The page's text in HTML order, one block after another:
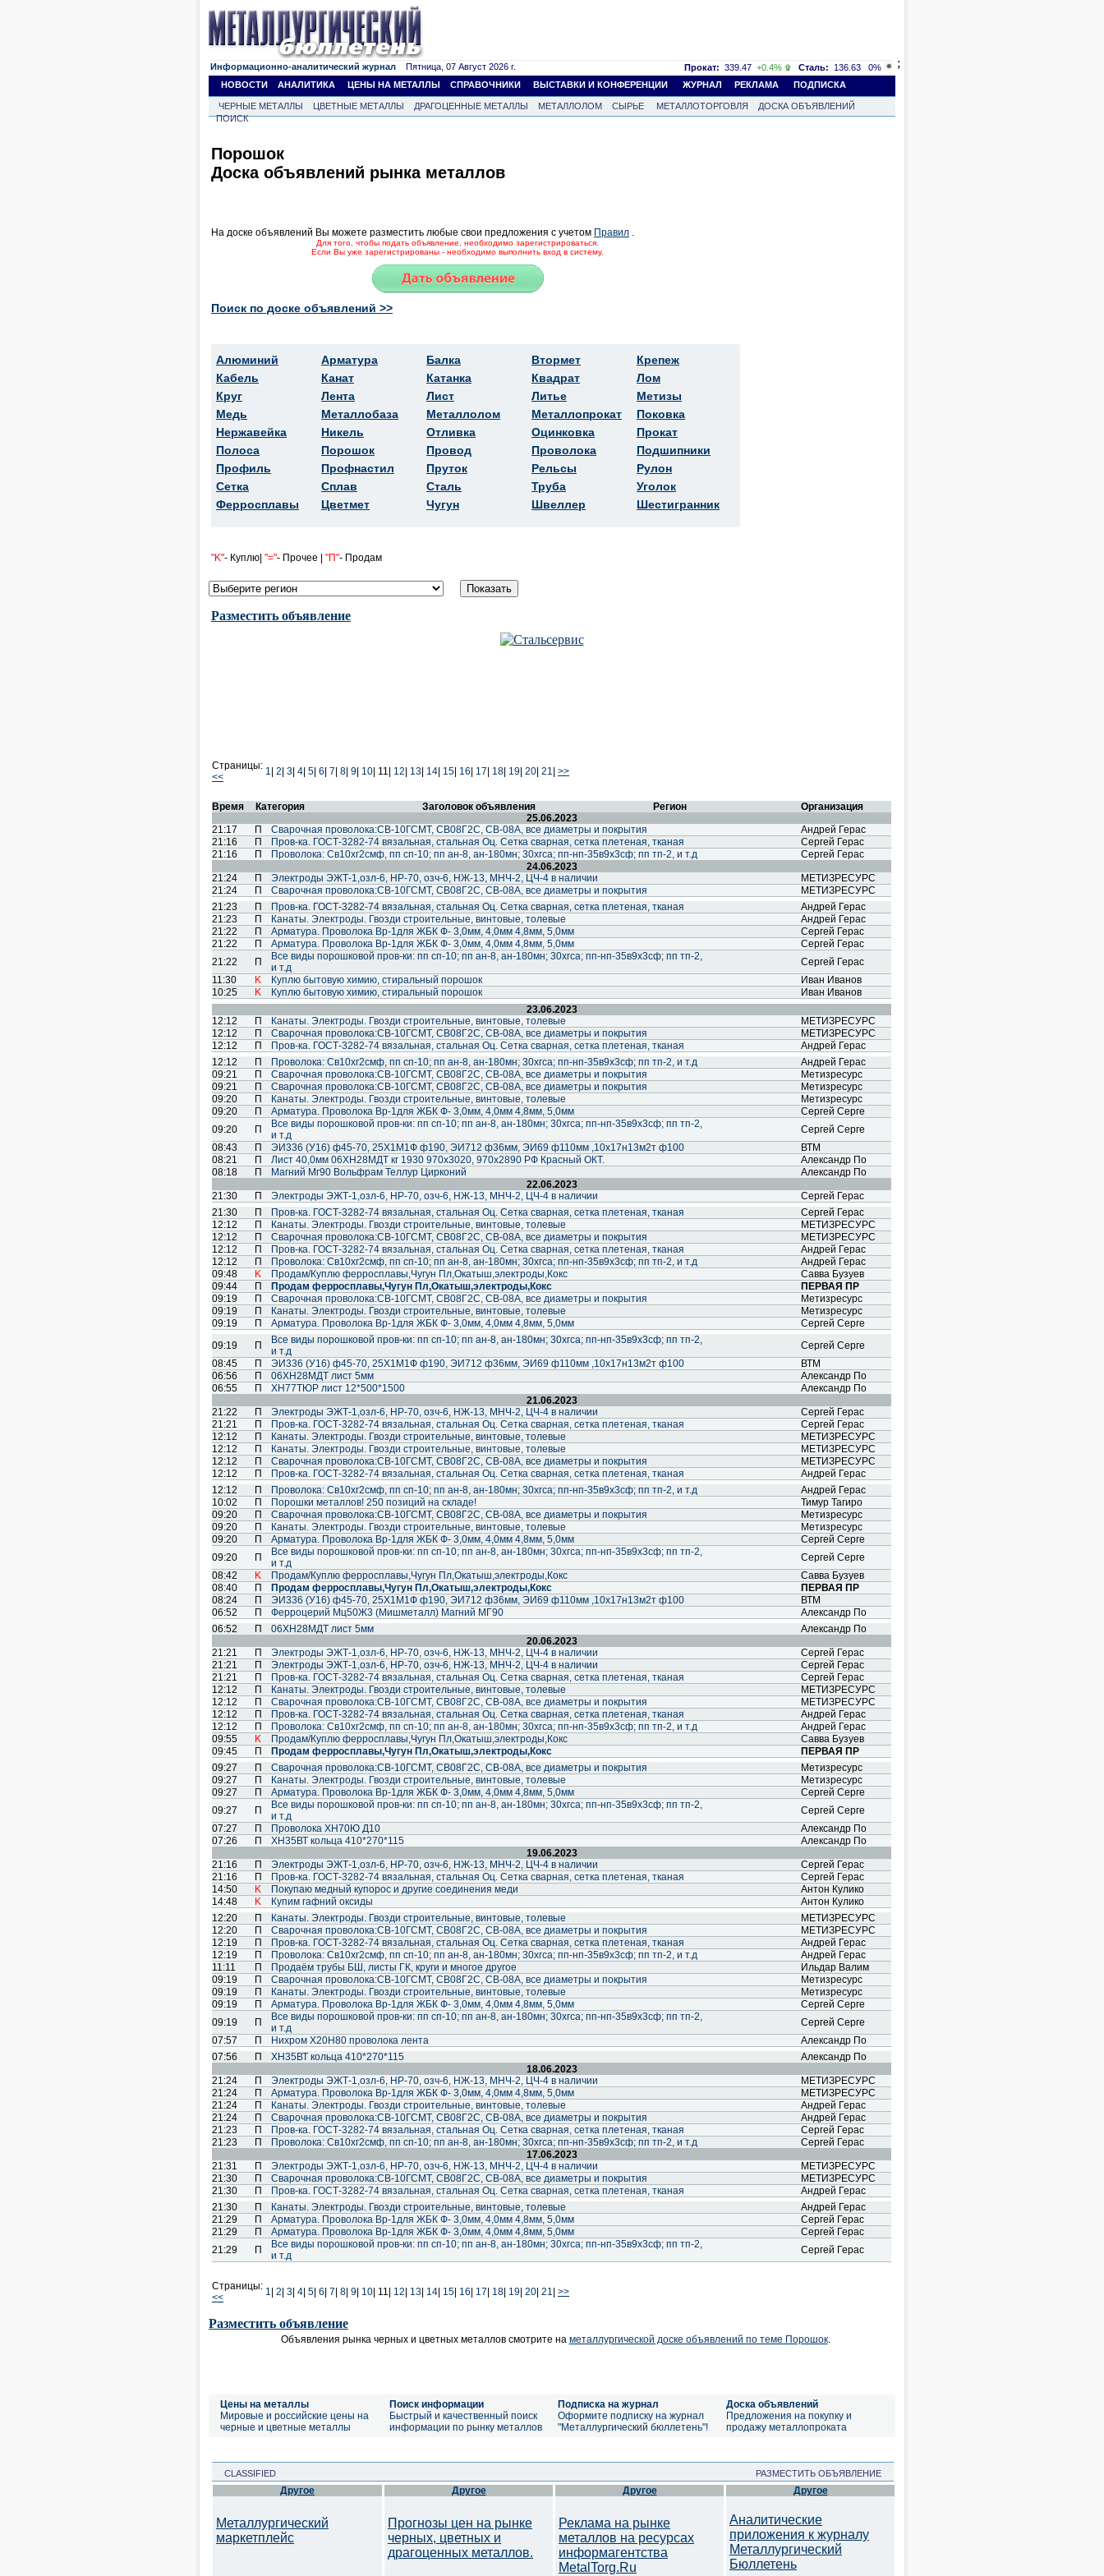
Информационно-аналитический журнал Пятница, 07 Август 2026 г. Прокат: 339.47 +0.4% Сталь: 136.63
0%
НОВОСТИ
АНАЛИТИКА ЦЕНЫ НА МЕТАЛЛЫ СПРАВОЧНИКИ ВЫСТАВКИ И КОНФЕРЕНЦИИ ЖУРНАЛ РЕКЛАМА ПОДПИСКА
ЧЕРНЫЕ МЕТАЛЛЫ ЦВЕТНЫЕ МЕТАЛЛЫ ДРАГОЦЕННЫЕ МЕТАЛЛЫ МЕТАЛЛОЛОМ СЫРЬЕ МЕТАЛЛОТОРГОВЛЯ
ДОСКА ОБЪЯВЛЕНИЙ
ПОИСК
;
Порошок
Доска объявлений рынка металлов
На доске объявлений Вы можете разместить любые свои предложения с учетом Правил
Для того, чтобы подать объявление, необходимо зарегистрироваться.
Если Вы уже зарегистрированы - необходимо выполнить вход в систему.
Поиск по доске объявлений >>
Алюминий
Кабель
Круг
Медь
Нержавейка
Полоса
Профиль
Сетка
Ферросплавы
Арматура
Канат
Лента
Металлобаза
Никель
Порошок
Профнастил
Сплав
Цветмет
Балка
Катанка
Лист
Металлолом
Отливка
Провод
Пруток
Сталь
Чугун
Втормет
Квадрат
Литье
Металлопрокат
Оцинковка
Проволока
Рельсы
Труба
Швеллер
Крепеж
Лом
Метизы
Поковка
Прокат
Подшипники
Рулон
Уголок
Шестигранник
"K"- Куплю| "="- Прочее | "П"- Продам
Разместить объявление
Страницы:
<<
1 2 3 4 5 6 7 8 9 10 11| 12 13 14 15 16 17 18 19 20 21 >>
Время Категория Заголовок объявления Регион
Организация
25.06.2023
21:17
П Cварочная проволока:СВ-10ГСМТ, СВ08Г2С, СВ-08А, все диаметры и покрытия
Андрей Герас
21:16
П Пров-ка. ГОСТ-3282-74 вязальная, стальная Оц. Сетка сварная, сетка плетеная, тканая
Сергей Герас
21:16
П Проволока: Св10хг2смф, пп сп-10; пп ан-8, ан-180мн; 30хгса; пп-нп-35в9х3сф; пп тп-2, и т.д
Сергей Герас
24.06.2023
21:24
П Электроды ЭЖТ-1,озл-6, НР-70, озч-6, НЖ-13, МНЧ-2, ЦЧ-4 в наличии
МЕТИЗРЕСУРС
21:24
П Cварочная проволока:СВ-10ГСМТ, СВ08Г2С, СВ-08А, все диаметры и покрытия
МЕТИЗРЕСУРС
21:23
П Пров-ка. ГОСТ-3282-74 вязальная, стальная Оц. Сетка сварная, сетка плетеная, тканая
Андрей Герас
21:23
П Канаты. Электроды. Гвозди строительные, винтовые, толевые
Андрей Герас
21:22
П Арматура. Проволока Вр-1для ЖБК Ф- 3,0мм, 4,0мм 4,8мм, 5,0мм
Сергей Герас
21:22
П Арматура. Проволока Вр-1для ЖБК Ф- 3,0мм, 4,0мм 4,8мм, 5,0мм
Сергей Герас
21:22
П
Все виды порошковой пров-ки: пп сп-10; пп ан-8, ан-180мн; 30хгса; пп-нп-35в9х3сф; пп тп-2,
и т.д
Сергей Герас
11:30
K Куплю бытовую химию, стиральный порошок
Иван Иванов
10:25
K Куплю бытовую химию, стиральный порошок
Иван Иванов
23.06.2023
12:12
П Канаты. Электроды. Гвозди строительные, винтовые, толевые
МЕТИЗРЕСУРС
12:12
П Cварочная проволока:СВ-10ГСМТ, СВ08Г2С, СВ-08А, все диаметры и покрытия
МЕТИЗРЕСУРС
12:12
П Пров-ка. ГОСТ-3282-74 вязальная, стальная Оц. Сетка сварная, сетка плетеная, тканая
Андрей Герас
12:12
П Проволока: Св10хг2смф, пп сп-10; пп ан-8, ан-180мн; 30хгса; пп-нп-35в9х3сф; пп тп-2, и т.д
Андрей Герас
09:21
П Cварочная проволока:СВ-10ГСМТ, СВ08Г2С, СВ-08А, все диаметры и покрытия
Метизресурс
09:21
П Cварочная проволока:СВ-10ГСМТ, СВ08Г2С, СВ-08А, все диаметры и покрытия
Метизресурс
09:20
П Канаты. Электроды. Гвозди строительные, винтовые, толевые
Метизресурс
09:20
П Арматура. Проволока Вр-1для ЖБК Ф- 3,0мм, 4,0мм 4,8мм, 5,0мм
Сергей Серге
09:20
П
Все виды порошковой пров-ки: пп сп-10; пп ан-8, ан-180мн; 30хгса; пп-нп-35в9х3сф; пп тп-2,
и т.д
Сергей Серге
08:43
П ЭИ336 (У16) ф45-70, 25Х1М1Ф ф190, ЭИ712 ф36мм, ЭИ69 ф110мм ,10х17н13м2т ф100
ВТМ
08:21
П Лист 40,0мм 06ХН28МДТ кг 1930 970х3020, 970х2890 РФ Красный ОКТ.
Александр По
08:18
П Магний Мг90 Вольфрам Теллур Цирконий
Александр По
22.06.2023
21:30
П Электроды ЭЖТ-1,озл-6, НР-70, озч-6, НЖ-13, МНЧ-2, ЦЧ-4 в наличии
Сергей Герас
21:30
П Пров-ка. ГОСТ-3282-74 вязальная, стальная Оц. Сетка сварная, сетка плетеная, тканая
Сергей Герас
12:12
П Канаты. Электроды. Гвозди строительные, винтовые, толевые
МЕТИЗРЕСУРС
12:12
П Cварочная проволока:СВ-10ГСМТ, СВ08Г2С, СВ-08А, все диаметры и покрытия
МЕТИЗРЕСУРС
12:12
П Пров-ка. ГОСТ-3282-74 вязальная, стальная Оц. Сетка сварная, сетка плетеная, тканая
Андрей Герас
12:12
П Проволока: Св10хг2смф, пп сп-10; пп ан-8, ан-180мн; 30хгса; пп-нп-35в9х3сф; пп тп-2, и т.д
Андрей Герас
09:48
K Продам/Куплю ферросплавы,Чугун Пл,Окатыш,электроды,Кокс
Савва Бузуев
09:44
П Продам ферросплавы,Чугун Пл,Окатыш,электроды,Кокс
ПЕРВАЯ ПР
09:19
П Cварочная проволока:СВ-10ГСМТ, СВ08Г2С, СВ-08А, все диаметры и покрытия
Метизресурс
09:19
П Канаты. Электроды. Гвозди строительные, винтовые, толевые
Метизресурс
09:19
П Арматура. Проволока Вр-1для ЖБК Ф- 3,0мм, 4,0мм 4,8мм, 5,0мм
Сергей Серге
09:19
П
Все виды порошковой пров-ки: пп сп-10; пп ан-8, ан-180мн; 30хгса; пп-нп-35в9х3сф; пп тп-2,
и т.д
Сергей Серге
08:45
П ЭИ336 (У16) ф45-70, 25Х1М1Ф ф190, ЭИ712 ф36мм, ЭИ69 ф110мм ,10х17н13м2т ф100
ВТМ
06:56
П 06ХН28МДТ лист 5мм
Александр По
06:55
П ХН77ТЮР лист 12*500*1500
Александр По
21.06.2023
21:22
П Электроды ЭЖТ-1,озл-6, НР-70, озч-6, НЖ-13, МНЧ-2, ЦЧ-4 в наличии
Сергей Герас
21:21
П Пров-ка. ГОСТ-3282-74 вязальная, стальная Оц. Сетка сварная, сетка плетеная, тканая
Сергей Герас
12:12
П Канаты. Электроды. Гвозди строительные, винтовые, толевые
МЕТИЗРЕСУРС
12:12
П Канаты. Электроды. Гвозди строительные, винтовые, толевые
МЕТИЗРЕСУРС
12:12
П Cварочная проволока:СВ-10ГСМТ, СВ08Г2С, СВ-08А, все диаметры и покрытия
МЕТИЗРЕСУРС
12:12
П Пров-ка. ГОСТ-3282-74 вязальная, стальная Оц. Сетка сварная, сетка плетеная, тканая
Андрей Герас
12:12
П Проволока: Св10хг2смф, пп сп-10; пп ан-8, ан-180мн; 30хгса; пп-нп-35в9х3сф; пп тп-2, и т.д
Андрей Герас
10:02
П Порошки металлов! 250 позиций на складе!
Тимур Тагиро
09:20
П Cварочная проволока:СВ-10ГСМТ, СВ08Г2С, СВ-08А, все диаметры и покрытия
Метизресурс
09:20
П Канаты. Электроды. Гвозди строительные, винтовые, толевые
Метизресурс
09:20
П Арматура. Проволока Вр-1для ЖБК Ф- 3,0мм, 4,0мм 4,8мм, 5,0мм
Сергей Серге
09:20
П
Все виды порошковой пров-ки: пп сп-10; пп ан-8, ан-180мн; 30хгса; пп-нп-35в9х3сф; пп тп-2,
и т.д
Сергей Серге
08:42
K Продам/Куплю ферросплавы,Чугун Пл,Окатыш,электроды,Кокс
Савва Бузуев
08:40
П Продам ферросплавы,Чугун Пл,Окатыш,электроды,Кокс
ПЕРВАЯ ПР
08:24
П ЭИ336 (У16) ф45-70, 25Х1М1Ф ф190, ЭИ712 ф36мм, ЭИ69 ф110мм ,10х17н13м2т ф100
ВТМ
06:52
П Ферроцерий Мц50Ж3 (Мишметалл) Магний МГ90
Александр По
06:52
П 06ХН28МДТ лист 5мм
Александр По
20.06.2023
21:21
П Электроды ЭЖТ-1,озл-6, НР-70, озч-6, НЖ-13, МНЧ-2, ЦЧ-4 в наличии
Сергей Герас
21:21
П Электроды ЭЖТ-1,озл-6, НР-70, озч-6, НЖ-13, МНЧ-2, ЦЧ-4 в наличии
Сергей Герас
21:21
П Пров-ка. ГОСТ-3282-74 вязальная, стальная Оц. Сетка сварная, сетка плетеная, тканая
Сергей Герас
12:12
П Канаты. Электроды. Гвозди строительные, винтовые, толевые
МЕТИЗРЕСУРС
12:12
П Cварочная проволока:СВ-10ГСМТ, СВ08Г2С, СВ-08А, все диаметры и покрытия
МЕТИЗРЕСУРС
12:12
П Пров-ка. ГОСТ-3282-74 вязальная, стальная Оц. Сетка сварная, сетка плетеная, тканая
Андрей Герас
12:12
П Проволока: Св10хг2смф, пп сп-10; пп ан-8, ан-180мн; 30хгса; пп-нп-35в9х3сф; пп тп-2, и т.д
Андрей Герас
09:55
K Продам/Куплю ферросплавы,Чугун Пл,Окатыш,электроды,Кокс
Савва Бузуев
09:45
П Продам ферросплавы,Чугун Пл,Окатыш,электроды,Кокс
ПЕРВАЯ ПР
09:27
П Cварочная проволока:СВ-10ГСМТ, СВ08Г2С, СВ-08А, все диаметры и покрытия
Метизресурс
09:27
П Канаты. Электроды. Гвозди строительные, винтовые, толевые
Метизресурс
09:27
П Арматура. Проволока Вр-1для ЖБК Ф- 3,0мм, 4,0мм 4,8мм, 5,0мм
Сергей Серге
09:27
П
Все виды порошковой пров-ки: пп сп-10; пп ан-8, ан-180мн; 30хгса; пп-нп-35в9х3сф; пп тп-2,
и т.д
Сергей Серге
07:27
П Проволока ХН70Ю Д10
Александр По
07:26
П ХН35ВТ кольца 410*270*115
Александр По
19.06.2023
21:16
П Электроды ЭЖТ-1,озл-6, НР-70, озч-6, НЖ-13, МНЧ-2, ЦЧ-4 в наличии
Сергей Герас
21:16
П Пров-ка. ГОСТ-3282-74 вязальная, стальная Оц. Сетка сварная, сетка плетеная, тканая
Сергей Герас
14:50
K Покупаю медный купорос и другие соединения меди
Антон Кулико
14:48
K Купим гафний оксиды
Антон Кулико
12:20
П Канаты. Электроды. Гвозди строительные, винтовые, толевые
МЕТИЗРЕСУРС
12:20
П Cварочная проволока:СВ-10ГСМТ, СВ08Г2С, СВ-08А, все диаметры и покрытия
МЕТИЗРЕСУРС
12:19
П Пров-ка. ГОСТ-3282-74 вязальная, стальная Оц. Сетка сварная, сетка плетеная, тканая
Андрей Герас
12:19
П Проволока: Св10хг2смф, пп сп-10; пп ан-8, ан-180мн; 30хгса; пп-нп-35в9х3сф; пп тп-2, и т.д
Андрей Герас
11:11
П Продаём трубы БШ, листы ГК, круги и многое другое
Ильдар Валим
09:19
П Cварочная проволока:СВ-10ГСМТ, СВ08Г2С, СВ-08А, все диаметры и покрытия
Метизресурс
09:19
П Канаты. Электроды. Гвозди строительные, винтовые, толевые
Метизресурс
09:19
П Арматура. Проволока Вр-1для ЖБК Ф- 3,0мм, 4,0мм 4,8мм, 5,0мм
Сергей Серге
09:19
П
Все виды порошковой пров-ки: пп сп-10; пп ан-8, ан-180мн; 30хгса; пп-нп-35в9х3сф; пп тп-2,
и т.д
Сергей Серге
07:57
П Нихром Х20Н80 проволока лента
Александр По
07:56
П ХН35ВТ кольца 410*270*115
Александр По
18.06.2023
21:24
П Электроды ЭЖТ-1,озл-6, НР-70, озч-6, НЖ-13, МНЧ-2, ЦЧ-4 в наличии
МЕТИЗРЕСУРС
21:24
П Арматура. Проволока Вр-1для ЖБК Ф- 3,0мм, 4,0мм 4,8мм, 5,0мм
МЕТИЗРЕСУРС
21:24
П Канаты. Электроды. Гвозди строительные, винтовые, толевые
Андрей Герас
21:24
П Cварочная проволока:СВ-10ГСМТ, СВ08Г2С, СВ-08А, все диаметры и покрытия
Андрей Герас
21:23
П Пров-ка. ГОСТ-3282-74 вязальная, стальная Оц. Сетка сварная, сетка плетеная, тканая
Сергей Герас
21:23
П Проволока: Св10хг2смф, пп сп-10; пп ан-8, ан-180мн; 30хгса; пп-нп-35в9х3сф; пп тп-2, и т.д
Сергей Герас
17.06.2023
21:31
П Электроды ЭЖТ-1,озл-6, НР-70, озч-6, НЖ-13, МНЧ-2, ЦЧ-4 в наличии
МЕТИЗРЕСУРС
21:30
П Cварочная проволока:СВ-10ГСМТ, СВ08Г2С, СВ-08А, все диаметры и покрытия
МЕТИЗРЕСУРС
21:30
П Пров-ка. ГОСТ-3282-74 вязальная, стальная Оц. Сетка сварная, сетка плетеная, тканая
Андрей Герас
21:30
П Канаты. Электроды. Гвозди строительные, винтовые, толевые
Андрей Герас
21:29
П Арматура. Проволока Вр-1для ЖБК Ф- 3,0мм, 4,0мм 4,8мм, 5,0мм
Сергей Герас
21:29
П Арматура. Проволока Вр-1для ЖБК Ф- 3,0мм, 4,0мм 4,8мм, 5,0мм
Сергей Герас
21:29
П
Все виды порошковой пров-ки: пп сп-10; пп ан-8, ан-180мн; 30хгса; пп-нп-35в9х3сф; пп тп-2,
и т.д
Сергей Герас
Страницы:
<<
1 2 3 4 5 6 7 8 9 10 11| 12 13 14 15 16 17 18 19 20 21 >>
Разместить объявление
Объявления рынка черных и цветных металлов смотрите на металлургической доске объявлений по теме Порошок.
Цены на металлы
Мировые и российские цены на
черные и цветные металлы
Поиск информации
Быстрый и качественный поиск
информации по рынку металлов
Подписка на журнал
Оформите подписку на журнал
"Металлургический бюллетень"!
Доска объявлений
Предложения на покупку и
продажу металлопроката
CLASSIFIED РАЗМЕСТИТЬ ОБЪЯВЛЕНИЕ
Другое
Металлургический
маркетплейс
Другое
Прогнозы цен на рынке
черных, цветных и
драгоценных металлов.
Другое
Реклама на рынке
металлов на ресурсах
информагентства
MetalTorg.Ru
Другое
Аналитические
приложения к журналу
Металлургический
Бюллетень